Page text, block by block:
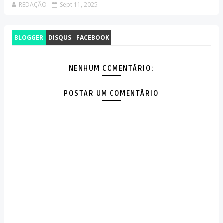
REDAÇÃO Sept 11, 2025
BLOGGER DISQUS FACEBOOK
NENHUM COMENTÁRIO:
POSTAR UM COMENTÁRIO